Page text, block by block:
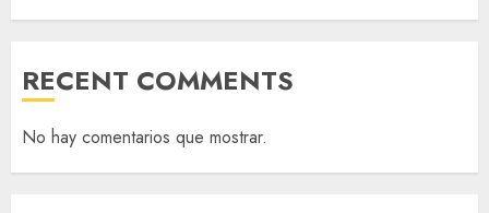
RECENT COMMENTS
No hay comentarios que mostrar.